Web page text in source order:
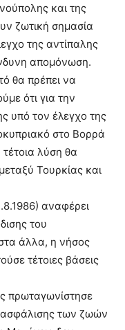
και της
ζωτική σημασία
της αντίπαλης
απομόνωση.
θα πρέπει να
ότι για την
υπό τον έλεγχο της
στο Βορρά
λύση θα
Τουρκίας και
αναφέρει
του
άλλα, η νήσος
τέτοιες βάσεις
πρωταγωνίστησε
των ζωών